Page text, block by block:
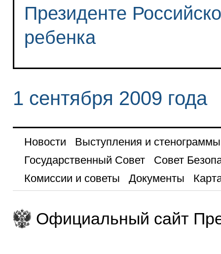
Президенте
ребенка
1 сентября 2009 года
Новости
Выступления и стенограммы
Государственный Совет
Совет
Комиссии и советы
Документы
Официальный сайт